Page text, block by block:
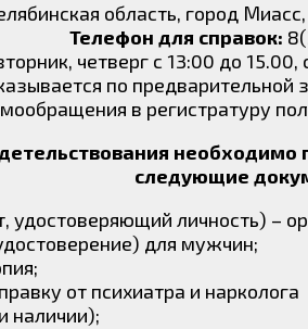
область, город
Телефон для справок:
четверг с 13:00 до
по
в регистратуру
необходимо
следующие
удостоверяющий личность) –
для мужчин;
от психиатра и
наличии);